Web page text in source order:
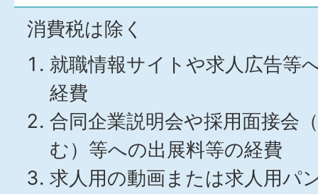
消費税は除く
就職情報サイトや求人広告等
経費
合同企業説明会や採用面接会
む）等への出展料等の経費
求人用の動画または求人用パ